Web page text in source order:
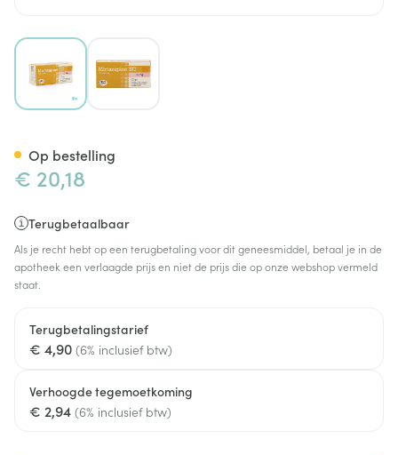
View larger image
€ 20,18
Terugbetaalbaar
Als je recht hebt op een terugbetaling voor dit geneesmiddel, betaal je in de
apotheek een verlaagde prijs en niet de prijs die op onze webshop vermeld
staat.
Terugbetalingstarief
€ 4,90 (6% inclusief btw)
Verhoogde tegemoetkoming
€ 2,94 (6% inclusief btw)
Op bestelling